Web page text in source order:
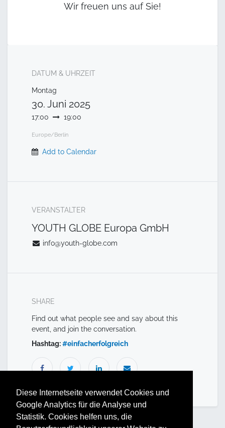
Diese Internetseite verwendet Cookies und
Google Analytics für die Analyse und
Statistik. Cookies helfen uns, die
Wir freuen uns auf Sie!
DATUM & UHRZEIT
Montag
30. Juni 2025
17:00 19:00
Europe/Berlin
Add to Calendar
VERANSTALTER
YOUTH GLOBE Europa GmbH
info@youth-globe.com
SHARE
Find out what people see and say about this
event, and join the conversation.
Hashtag:#einfacherfolgreich